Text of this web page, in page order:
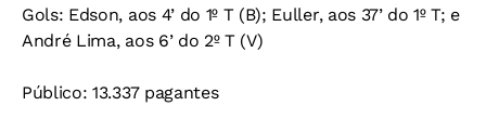
Gols: Edson, aos 4’ do 1º T (B); Euller, aos 37’ do 1º T; e
André Lima, aos 6’ do 2º T (V)
Público: 13.337 pagantes